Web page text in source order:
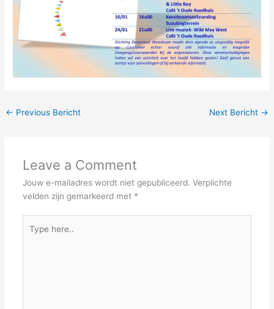
← Previous Bericht Next Bericht →
Leave a Comment
Jouw e-mailadres wordt niet gepubliceerd. Verplichte
velden zijn gemarkeerd met *
here..